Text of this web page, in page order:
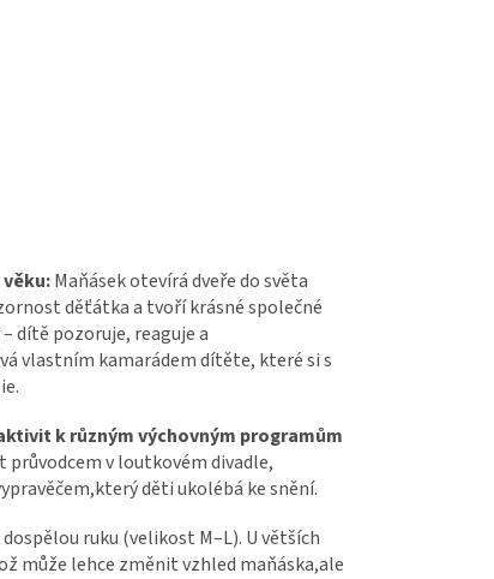
Maňásek otevírá dveře do světa
děťátka a tvoří krásné společné
dítě pozoruje, reaguje a
vlastním kamarádem dítěte, které si s
k různým výchovným programům
průvodcem v loutkovém divadle,
děti ukolébá ke snění.
ruku (velikost M–L). U větších
může lehce změnit vzhled maňáska,ale